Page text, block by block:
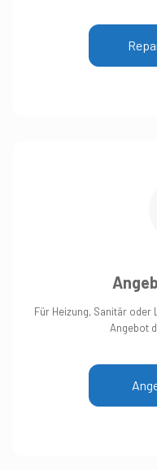
Für Heizung, Sanitär
Angebot